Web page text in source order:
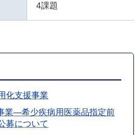
4課題
化支援事業
業―希少疾病用医薬品指定前
募について